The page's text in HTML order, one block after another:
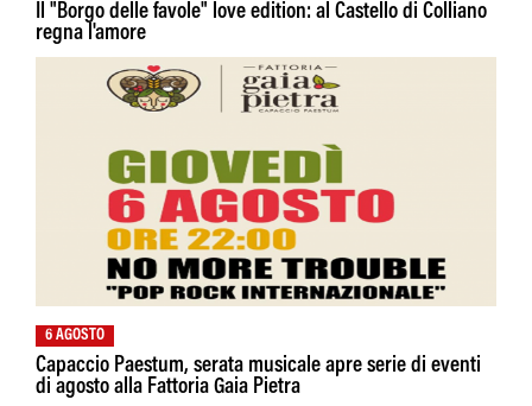
Il "Borgo delle favole" love edition: al Castello di Colliano
regna l'amore
6 AGOSTO
Capaccio Paestum, serata musicale apre serie di eventi
di agosto alla Fattoria Gaia Pietra